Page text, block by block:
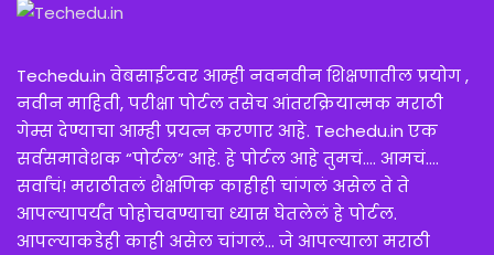
Techedu.in वेबसाईटवर आम्ही नवनवीन शिक्षणातील प्रयोग ,
नवीन माहिती, परीक्षा पोर्टल तसेच आंतरक्रियात्मक मराठी
गेम्स देण्याचा आम्ही प्रयत्न करणार आहे. Techedu.in एक
सर्वसमावेशक “पोर्टल” आहे. हे पोर्टल आहे तुमचं…. आमचं….
सर्वांचं! मराठीतलं शैक्षणिक काहीही चांगलं असेल ते ते
आपल्यापर्यंत पोहोचवण्याचा ध्यास घेतलेलं हे पोर्टल.
आपल्याकडेही काही असेल चांगलं… जे आपल्याला मराठी